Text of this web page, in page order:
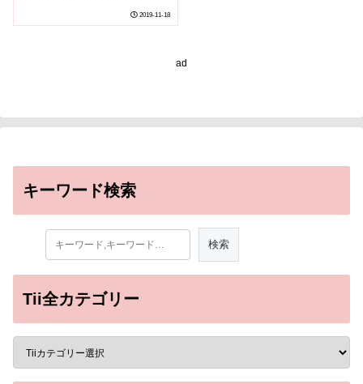
ンウォールの輸送現象～2019-11-18
ad
キーワード検索
Tii全カテゴリー